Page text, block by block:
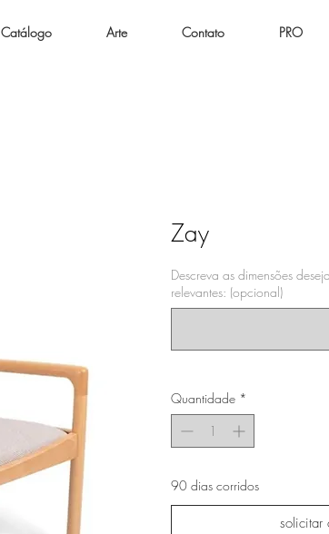
Catálogo Arte Contato PRO
Zay
Descreva as dimensões
relevantes: (opcional)
Quantidade *
90 dias corridos
solicitar